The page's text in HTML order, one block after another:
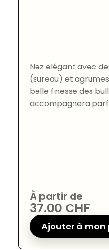
Nez elégant avec
(sureau) et
belle finesse des
accompagnera
À partir de
37.00 CHF
Ajouter à mon